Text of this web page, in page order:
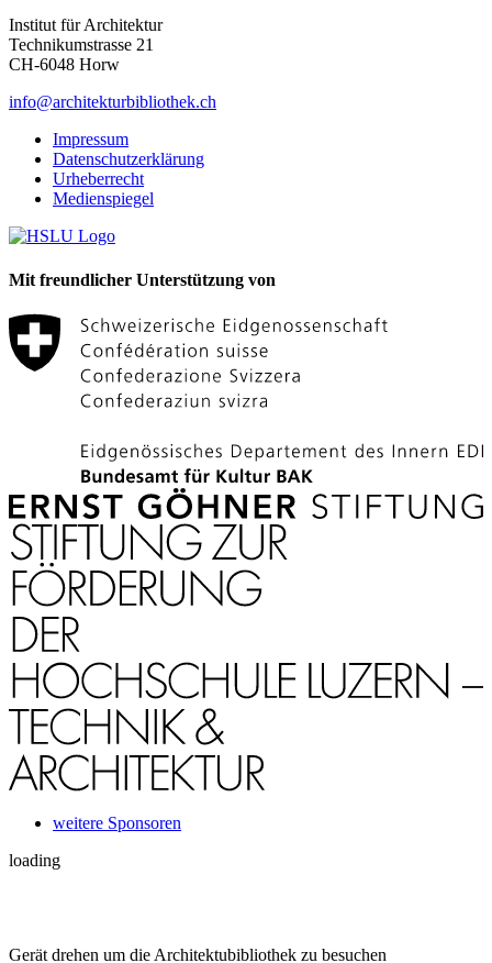
Institut für Architektur
Technikumstrasse 21
CH-6048 Horw
info@architekturbibliothek.ch
Impressum
Datenschutzerklärung
Urheberrecht
Medienspiegel
Mit freundlicher Unterstützung von
weitere Sponsoren
loading
Gerät drehen um die Architektubibliothek zu besuchen